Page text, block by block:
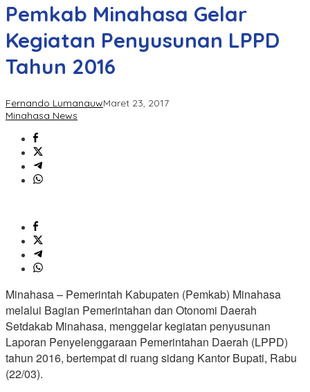
Pemkab Minahasa Gelar
Kegiatan Penyusunan LPPD
Tahun 2016
Fernando LumanauwMaret 23, 2017
Minahasa News
Minahasa – Pemerintah Kabupaten (Pemkab) Minahasa
melalui Bagian Pemerintahan dan Otonomi Daerah
Setdakab Minahasa, menggelar kegiatan penyusunan
Laporan Penyelenggaraan Pemerintahan Daerah (LPPD)
tahun 2016, bertempat di ruang sidang Kantor Bupati, Rabu
(22/03).